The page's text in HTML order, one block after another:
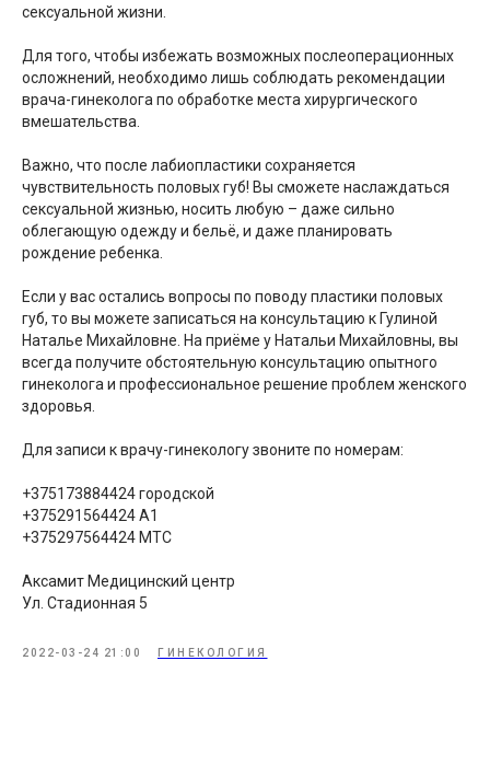
сексуальной жизни.
Для того, чтобы избежать возможных послеоперационных
осложнений, необходимо лишь соблюдать рекомендации
врача-гинеколога по обработке места хирургического
вмешательства.
Важно, что после лабиопластики сохраняется
чувствительность половых губ! Вы сможете наслаждаться
сексуальной жизнью, носить любую – даже сильно
облегающую одежду и бельё, и даже планировать
рождение ребенка.
Если у вас остались вопросы по поводу пластики половых
губ, то вы можете записаться на консультацию к Гулиной
Наталье Михайловне. На приёме у Натальи Михайловны, вы
всегда получите обстоятельную консультацию опытного
гинеколога и профессиональное решение проблем женского
здоровья.
Для записи к врачу-гинекологу звоните по номерам:
+375173884424 городской
+375291564424 А1
+375297564424 МТС
Аксамит Медицинский центр
Ул. Стадионная 5
2022-03-24 21:00 ГИНЕКОЛОГИЯ